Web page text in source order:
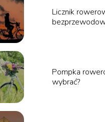
Licznik
Pompka
wybrać?